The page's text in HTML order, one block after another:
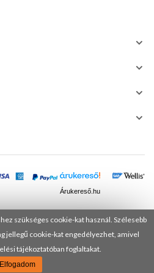
szükséges cookie-kat használ. Szélesebb
jellegű cookie-kat engedélyezhet, amivel
tájékoztatóban foglaltakat.
Elfogadom
Árukereső.hu
DANUSA Hungary Kft.